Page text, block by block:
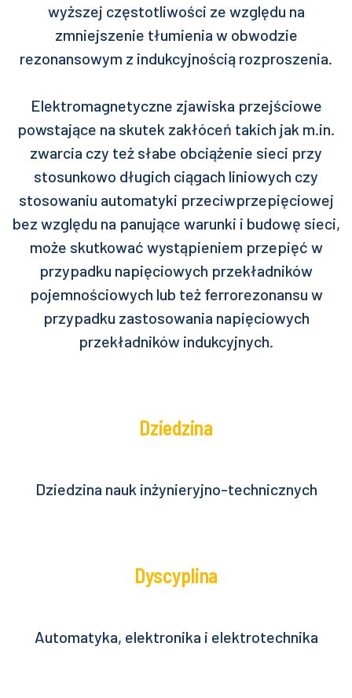
wyższej częstotliwości ze względu na
zmniejszenie tłumienia w obwodzie
rezonansowym z indukcyjnością rozproszenia.
Elektromagnetyczne zjawiska przejściowe
powstające na skutek zakłóceń takich jak m.in.
zwarcia czy też słabe obciążenie sieci przy
stosunkowo długich ciągach liniowych czy
stosowaniu automatyki przeciwprzepięciowej
bez względu na panujące warunki i budowę sieci,
może skutkować wystąpieniem przepięć w
przypadku napięciowych przekładników
pojemnościowych lub też ferrorezonansu w
przypadku zastosowania napięciowych
przekładników indukcyjnych.
Dziedzina
Dziedzina nauk inżynieryjno-technicznych
Dyscyplina
Automatyka, elektronika i elektrotechnika